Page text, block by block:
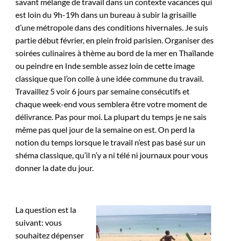
savant mélange de travail dans un contexte vacances qui
est loin du 9h-19h dans un bureau à subir la grisaille
d’une métropole dans des conditions hivernales. Je suis
partie début février, en plein froid parisien. Organiser des
soirées culinaires à thème au bord de la mer en Thaïlande
ou peindre en Inde semble assez loin de cette image
classique que l’on colle à une idée commune du travail.
Travaillez 5 voir 6 jours par semaine consécutifs et
chaque week-end vous semblera être votre moment de
délivrance. Pas pour moi. La plupart du temps je ne sais
même pas quel jour de la semaine on est. On perd la
notion du temps lorsque le travail n’est pas basé sur un
shéma classique, qu’il n’y a ni télé ni journaux pour vous
donner la date du jour.
La question est la
suivant: vous
souhaitez dépenser